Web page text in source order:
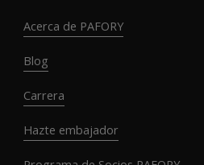
Acerca de PAFORY
Blog
Carrera
Hazte embajador